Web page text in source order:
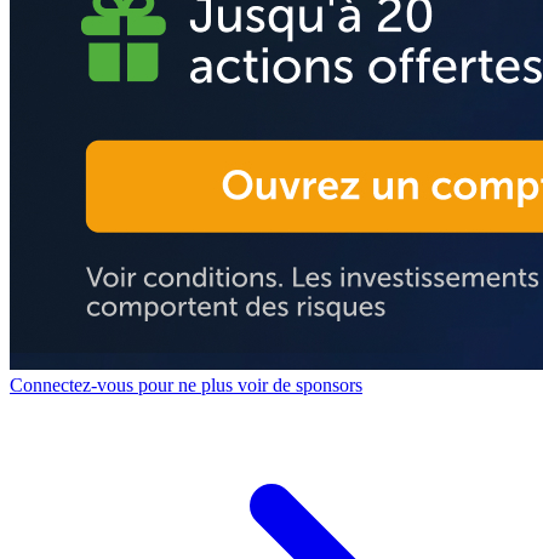
Connectez-vous pour ne plus voir de sponsors